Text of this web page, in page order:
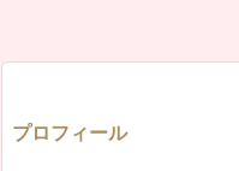
プロフィール